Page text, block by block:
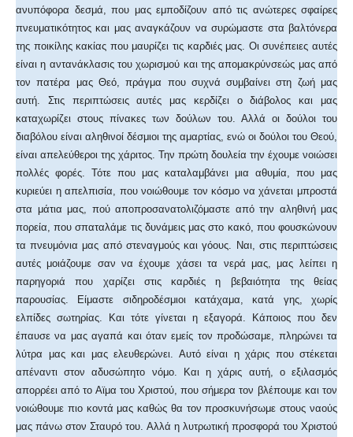
ανυπόφορα δεσμά, που μας εμποδίζουν από τις ανώτερες σφαίρες
πνευματικότητος και μας αναγκάζουν να συρώμαστε στα βαλτόνερα
της ποικίλης κακίας που μαυρίζει τις καρδιές μας. Οι συνέπειες αυτές
είναι η αντανάκλασις του χωρισμού και της απομακρύνσεώς μας από
τον πατέρα μας Θεό, πράγμα που συχνά συμβαίνει στη ζωή μας
αυτή. Στις περιπτώσεις αυτές μας κερδίζει ο διάβολος και μας
καταχωρίζει στους πίνακες των δούλων του. Αλλά οι δούλοι του
διαβόλου είναι αληθινοί δέσμιοι της αμαρτίας, ενώ οι δούλοι του Θεού,
είναι απελεύθεροι της χάριτος. Την πρώτη δουλεία την έχουμε νοιώσει
πολλές φορές. Τότε που μας καταλαμβάνει μια αθυμία, που μας
κυριεύει η απελπισία, που νοιώθουμε τον κόσμο να χάνεται μπροστά
στα μάτια μας, πού αποπροσανατολιζόμαστε από την αληθινή μας
πορεία, που σπαταλάμε τις δυνάμεις μας στο κακό, που φουσκώνουν
τα πνευμόνια μας από στεναγμούς και γόους. Ναι, στις περιπτώσεις
αυτές μοιάζουμε σαν να έχουμε χάσει τα νερά μας, μας λείπει η
παρηγοριά που χαρίζει στις καρδιές η βεβαιότητα της θείας
παρουσίας. Είμαστε σιδηροδέσμιοι κατάχαμα, κατά γης, χωρίς
ελπίδες σωτηρίας. Και τότε γίνεται η εξαγορά. Κάποιος που δεν
έπαυσε να μας αγαπά και όταν εμείς τον προδώσαμε, πληρώνει τα
λύτρα μας και μας ελευθερώνει. Αυτό είναι η χάρις που στέκεται
απέναντι στον αδυσώπητο νόμο. Και η χάρις αυτή, ο εξιλασμός
απορρέει από το Αϊμα του Χριστού, που σήμερα τον βλέπουμε και τον
νοιώθουμε πιο κοντά μας καθώς θα τον προσκυνήσωμε στους ναούς
μας πάνω στον Σταυρό του. Αλλά η λυτρωτική προσφορά του Χριστού